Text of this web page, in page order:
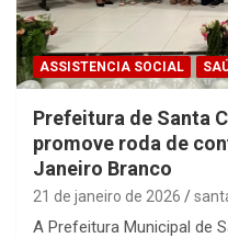
ASSISTENCIA SOCIAL
Prefeitura de Santa
promove roda de
Janeiro Branco
21 de janeiro de 2026
A Prefeitura Municipal de